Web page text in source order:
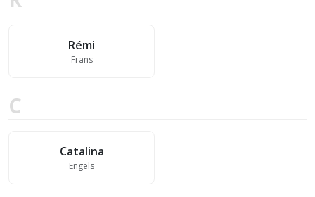
Rémi
Frans
C
Catalina
Engels